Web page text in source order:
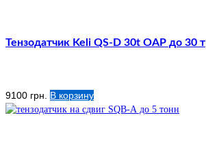
Тензодатчик Keli QS-D 30t OAP до 30 т
9100 грн. В корзину